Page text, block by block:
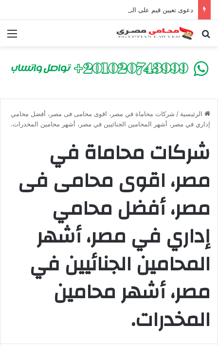
بحث عن
الرئيسية / شركات محاماة في مصر، اقوى محامى فى مصر، أفضل محامي
إداري في مصر، أشهر المحامين الجنائيين في مصر، أشهر محامين المخدرات.
شركات محاماة في
مصر، اقوى محامى فى
مصر، أفضل محامي
إداري في مصر، أشهر
المحامين الجنائيين في
مصر، أشهر محامين
المخدرات.